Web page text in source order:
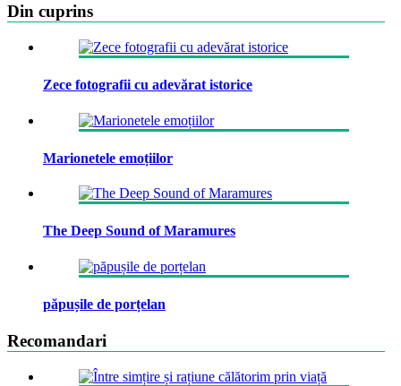
Din cuprins
Zece fotografii cu adevărat istorice
Marionetele emoțiilor
The Deep Sound of Maramures
păpușile de porțelan
Recomandari